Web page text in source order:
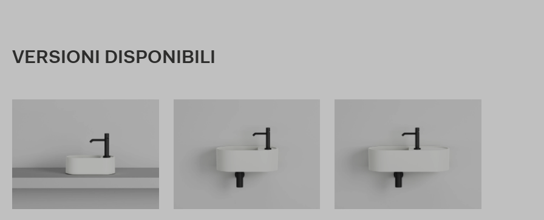
VERSIONI DISPONIBILI